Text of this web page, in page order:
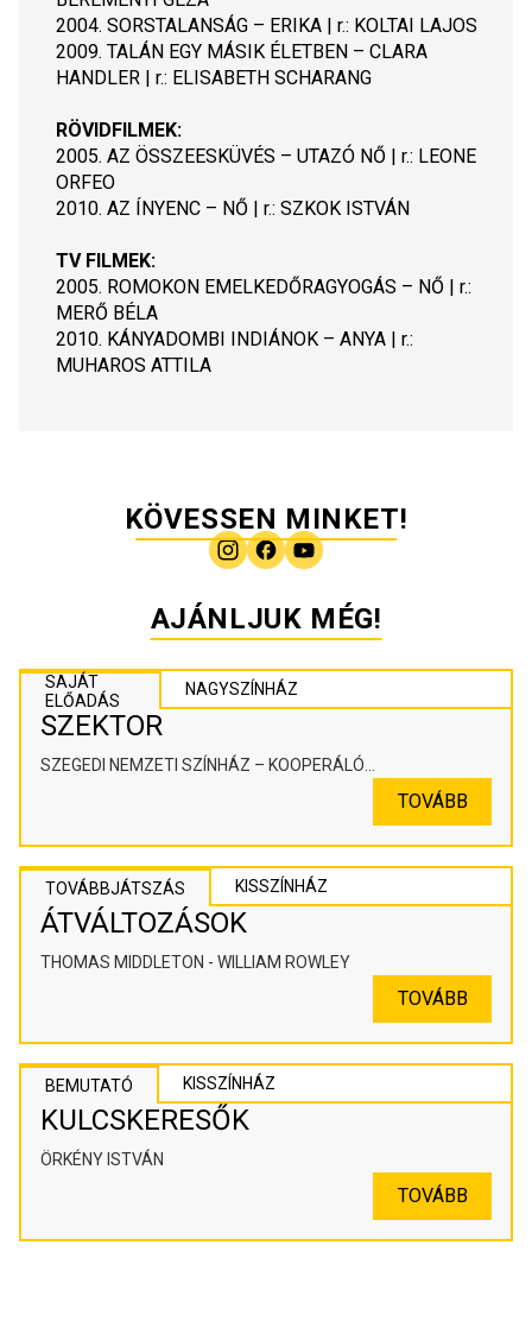
2004. SORSTALANSÁG – ERIKA | r.: KOLTAI LAJOS
2009. TALÁN EGY MÁSIK ÉLETBEN – CLARA
HANDLER | r.: ELISABETH SCHARANG
RÖVIDFILMEK:
2005. AZ ÖSSZEESKÜVÉS – UTAZÓ NŐ | r.: LEONE
ORFEO
2010. AZ ÍNYENC – NŐ | r.: SZKOK ISTVÁN
TV FILMEK:
2005. ROMOKON EMELKEDŐRAGYOGÁS – NŐ | r.:
MERŐ BÉLA
2010. KÁNYADOMBI INDIÁNOK – ANYA | r.:
MUHAROS ATTILA
KÖVESSEN MINKET!
AJÁNLJUK MÉG!
SAJÁT
ELŐADÁS
NAGYSZÍNHÁZ
SZEKTOR
SZEGEDI NEMZETI SZÍNHÁZ – KOOPERÁLÓ
TOVÁBB
TOVÁBBJÁTSZÁS KISSZÍNHÁZ
ÁTVÁLTOZÁSOK
THOMAS MIDDLETON - WILLIAM ROWLEY
TOVÁBB
BEMUTATÓ KISSZÍNHÁZ
KULCSKERESŐK
ÖRKÉNY ISTVÁN
TOVÁBB